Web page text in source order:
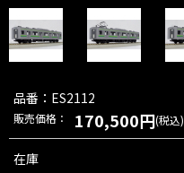
品番：ES2112
販売価格： 170,500円(税込)
在庫